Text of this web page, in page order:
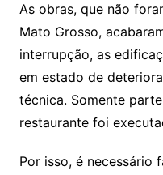
As obras, que não
Mato Grosso,
interrupção, as
em estado de
técnica. Somente
restaurante foi
Por isso, é necessário